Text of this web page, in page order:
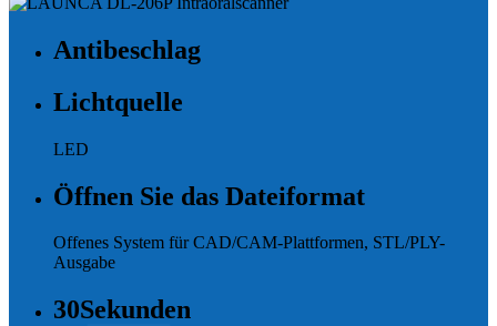
Antibeschlag
Lichtquelle
LED
Öffnen Sie das Dateiformat
Offenes System für CAD/CAM-Plattformen, STL/PLY-
Ausgabe
30Sekunden